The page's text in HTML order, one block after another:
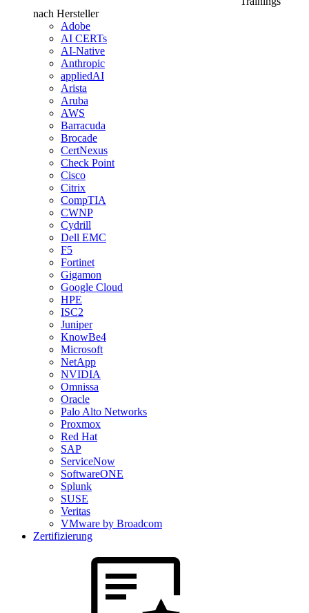
nach Hersteller
Adobe
AI CERTs
AI-Native
Anthropic
appliedAI
Arista
Aruba
AWS
Barracuda
Brocade
CertNexus
Check Point
Cisco
Citrix
CompTIA
CWNP
Cydrill
Dell EMC
F5
Fortinet
Gigamon
Google Cloud
HPE
ISC2
Juniper
KnowBe4
Microsoft
NetApp
NVIDIA
Omnissa
Oracle
Palo Alto Networks
Proxmox
Red Hat
SAP
ServiceNow
SoftwareONE
Splunk
SUSE
Veritas
VMware by Broadcom
Zertifizierung